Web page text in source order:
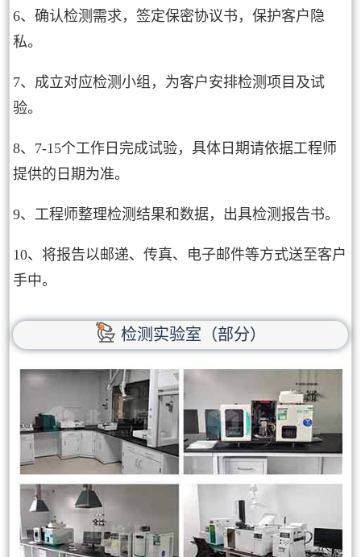
6、确认检测需求，签定保密协议书，保护客户隐
私。
7、成立对应检测小组，为客户安排检测项目及试
验。
8、7-15个工作日完成试验，具体日期请依据工程师
提供的日期为准。
9、工程师整理检测结果和数据，出具检测报告书。
10、将报告以邮递、传真、电子邮件等方式送至客户
手中。
检测实验室（部分）